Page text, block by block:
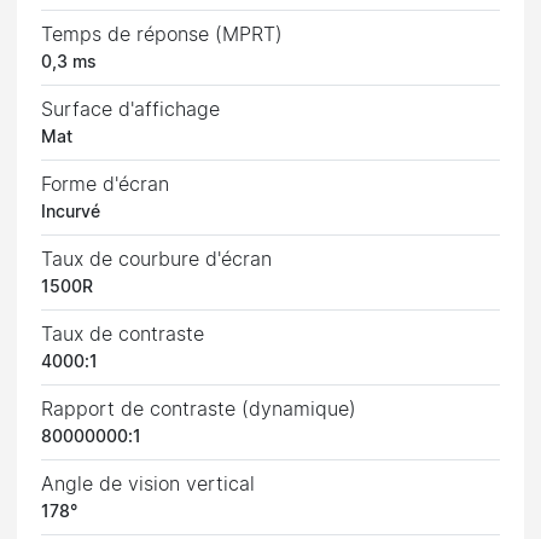
Temps de réponse (MPRT)
0,3 ms
Surface d'affichage
Mat
Forme d'écran
Incurvé
Taux de courbure d'écran
1500R
Taux de contraste
4000:1
Rapport de contraste (dynamique)
80000000:1
Angle de vision vertical
178°